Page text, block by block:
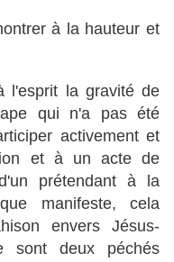
à la hauteur et
l'esprit la gravité de
qui n'a pas été
activement et
et à un acte de
prétendant à la
manifeste, cela
envers Jésus-
sont deux péchés